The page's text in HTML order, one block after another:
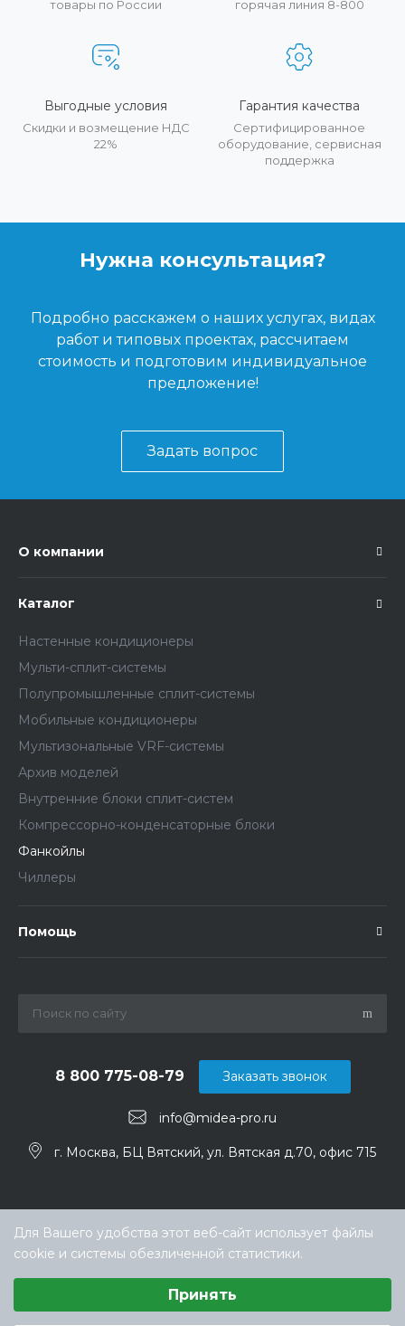
товары по России
горячая линия 8-800
Выгодные условия
Скидки и возмещение НДС
22%
Гарантия качества
Сертифицированное
оборудование, сервисная
поддержка
Нужна консультация?
Подробно расскажем о наших услугах, видах
работ и типовых проектах, рассчитаем
стоимость и подготовим индивидуальное
предложение!
Задать вопрос
О компании
Каталог
Настенные кондиционеры
Мульти-сплит-системы
Полупромышленные сплит-системы
Мобильные кондиционеры
Мультизональные VRF-системы
Архив моделей
Внутренние блоки сплит-систем
Компрессорно-конденсаторные блоки
Фанкойлы
Чиллеры
Помощь
info@midea-pro.ru
8 800 775-08-79
г. Москва, БЦ Вятский, ул. Вятская д.70, офис 715
Заказать звонок
Для Вашего удобства этот веб-сайт использует файлы
cookie и системы обезличенной статистики.
Принять